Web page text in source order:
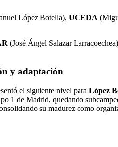
López Botella), UCEDA
(José Ángel Salazar
y adaptación
el siguiente nivel para López
1 de Madrid, quedando
su madurez como